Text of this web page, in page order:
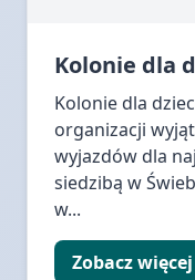
Kolonie dla
Kolonie dla
organizacji
wyjazdów dla
siedzibą w
w...
Zobacz więcej